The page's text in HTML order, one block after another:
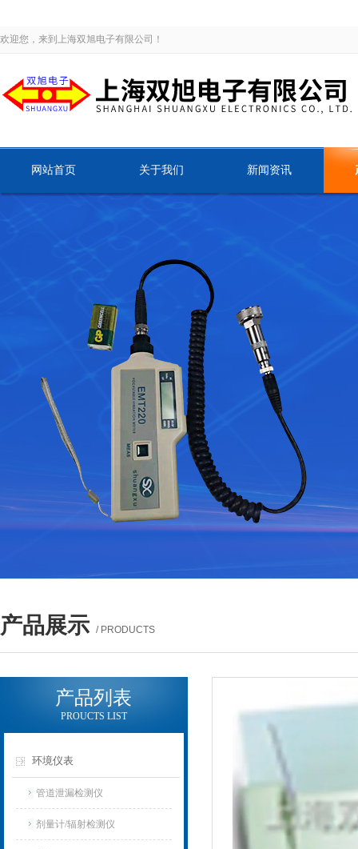
欢迎您，来到上海双旭电子有限公司！
网站首页 关于我们 新闻资讯
产品展示 / PRODUCTS
产品列表
PROUCTS LIST
环境仪表
管道泄漏检测仪
剂量计/辐射检测仪